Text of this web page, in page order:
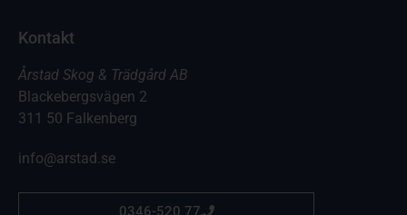
Kontakt
Årstad Skog & Trädgård AB
Blackebergsvägen 2
311 50 Falkenberg
info@arstad.se
0346-520 77